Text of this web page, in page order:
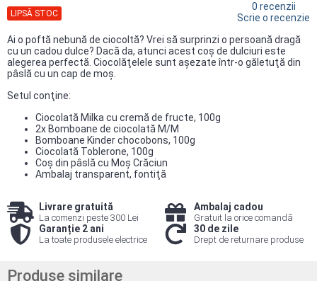
LIPSĂ STOC
0 recenzii
Scrie o recenzie
Ai o poftă nebună de ciocoltă? Vrei să surprinzi o persoană dragă
cu un cadou dulce? Dacă da, atunci acest coş de dulciuri este
alegerea perfectă. Ciocolăţelele sunt aşezate într-o găletuţă din
pâslă cu un cap de moş.
Setul conţine:
Ciocolată Milka cu cremă de fructe, 100g
2x Bomboane de ciocolată M/M
Bomboane Kinder chocobons, 100g
Ciocolată Toblerone, 100g
Coş din pâslă cu Moş Crăciun
Ambalaj transparent, fontiţă
Livrare gratuită
La comenzi peste 300 Lei
Ambalaj cadou
Gratuit la orice comandă
Garanție 2 ani
La toate produsele electrice
30 de zile
Drept de returnare produse
Produse similare